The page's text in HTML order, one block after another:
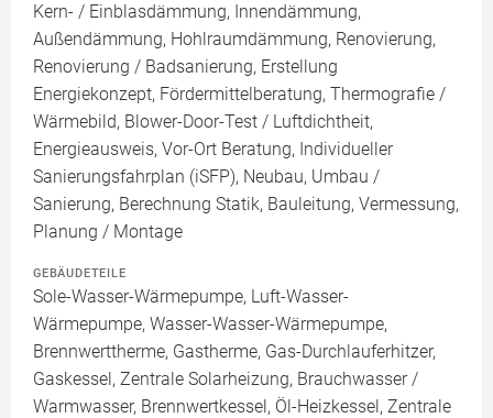
Kern- / Einblasdämmung, Innendämmung,
Außendämmung, Hohlraumdämmung, Renovierung,
Renovierung / Badsanierung, Erstellung
Energiekonzept, Fördermittelberatung, Thermografie /
Wärmebild, Blower-Door-Test / Luftdichtheit,
Energieausweis, Vor-Ort Beratung, Individueller
Sanierungsfahrplan (iSFP), Neubau, Umbau /
Sanierung, Berechnung Statik, Bauleitung, Vermessung,
Planung / Montage
GEBÄUDETEILE
Sole-Wasser-Wärmepumpe, Luft-Wasser-
Wärmepumpe, Wasser-Wasser-Wärmepumpe,
Brennwerttherme, Gastherme, Gas-Durchlauferhitzer,
Gaskessel, Zentrale Solarheizung, Brauchwasser /
Warmwasser, Brennwertkessel, Öl-Heizkessel, Zentrale